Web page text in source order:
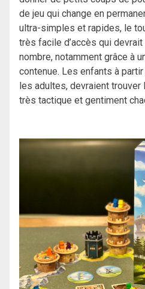
de jeu qui change en
ultra-simples et rapides, le
très facile d’accès qui
nombre, notamment grâce à
contenue. Les enfants à
les adultes, devraient
très tactique et gentiment